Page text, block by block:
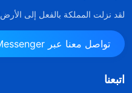
لقد نزلت المملكة بالفعل إلى
تواصل معنا عبر Messenger
اتبعنا